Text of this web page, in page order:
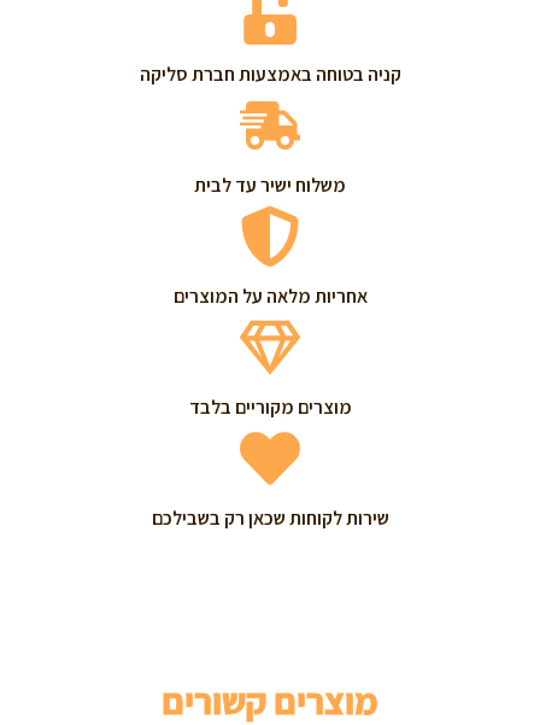
קניה בטוחה באמצעות חברת סליקה
משלוח ישיר עד לבית
אחריות מלאה על המוצרים
מוצרים מקוריים בלבד
שירות לקוחות שכאן רק בשבילכם
מוצרים קשורים